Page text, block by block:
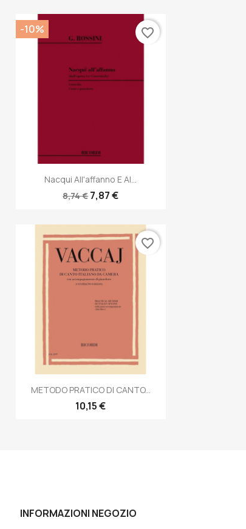
 Anteprima
Nacqui All'affanno E Al...
8,74 €7,87 €
-10% favorite_border
Anteprima
METODO PRATICO DI CANTO...
10,15 €
favorite_border
INFORMAZIONI NEGOZIO